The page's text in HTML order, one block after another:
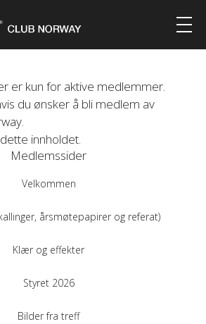
er kun for aktive medlemmer.
du ønsker å bli medlem av
innholdet.
Medlemssider
Velkommen
årsmøtepapirer og referat)
Klær og effekter
Styret 2026
Bilder fra treff